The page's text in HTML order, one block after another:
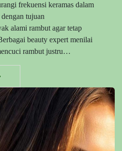
frekuensi keramas dalam
tujuan
alami rambut agar tetap
beauty expert menilai
rambut justru…